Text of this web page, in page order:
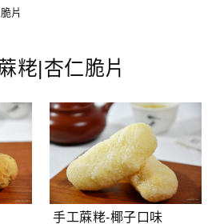
片
粩|杏仁脆片
手工蔴粩-椰子口味